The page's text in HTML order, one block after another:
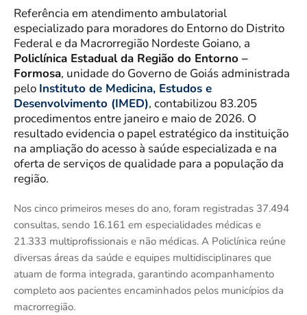
Referência em atendimento ambulatorial
especializado para moradores do Entorno do Distrito
Federal e da Macrorregião Nordeste Goiano, a
Policlínica Estadual da Região do Entorno –
Formosa, unidade do Governo de Goiás administrada
pelo Instituto de Medicina, Estudos e
Desenvolvimento (IMED), contabilizou 83.205
procedimentos entre janeiro e maio de 2026. O
resultado evidencia o papel estratégico da instituição
na ampliação do acesso à saúde especializada e na
oferta de serviços de qualidade para a população da
região.
Nos cinco primeiros meses do ano, foram registradas 37.494
consultas, sendo 16.161 em especialidades médicas e
21.333 multiprofissionais e não médicas. A Policlínica reúne
diversas áreas da saúde e equipes multidisciplinares que
atuam de forma integrada, garantindo acompanhamento
completo aos pacientes encaminhados pelos municípios da
macrorregião.